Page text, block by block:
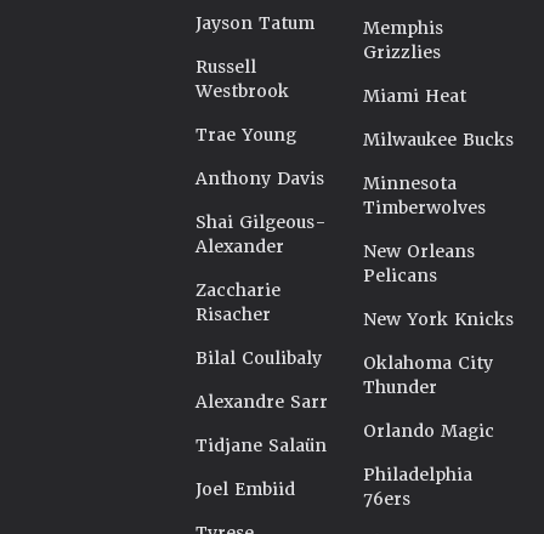
Jayson Tatum
Russell
Westbrook
Trae Young
Anthony Davis
Shai Gilgeous-
Alexander
Zaccharie
Risacher
Bilal Coulibaly
Alexandre Sarr
Tidjane Salaün
Joel Embiid
Memphis
Grizzlies
Miami Heat
Milwaukee Bucks
Minnesota
Timberwolves
New Orleans
Pelicans
New York Knicks
Oklahoma City
Thunder
Orlando Magic
Philadelphia
76ers